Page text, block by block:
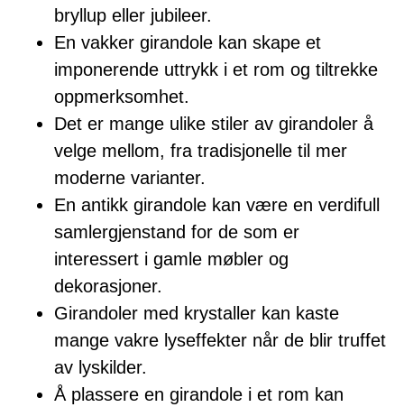
bryllup eller jubileer.
En vakker girandole kan skape et
imponerende uttrykk i et rom og tiltrekke
oppmerksomhet.
Det er mange ulike stiler av girandoler å
velge mellom, fra tradisjonelle til mer
moderne varianter.
En antikk girandole kan være en verdifull
samlergjenstand for de som er
interessert i gamle møbler og
dekorasjoner.
Girandoler med krystaller kan kaste
mange vakre lyseffekter når de blir truffet
av lyskilder.
Å plassere en girandole i et rom kan